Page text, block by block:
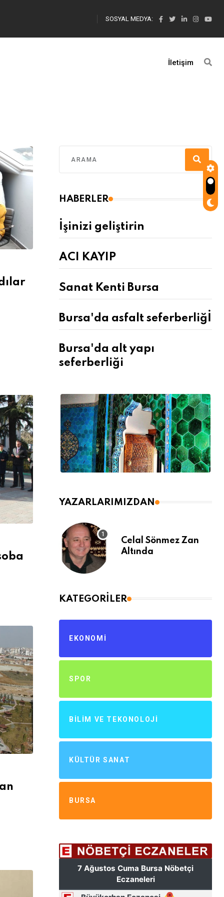
SOSYAL MEDYA:
İletişim
HABERLER
İşinizi geliştirin
ACI KAYIP
Sanat Kenti Bursa
Bursa'da asfalt seferberliğİ
Bursa'da alt yapı
seferberliği
YAZARLARIMIZDAN
Celal Sönmez Zan
Altında
KATEGORILER
EKONOMI
SPOR
BILIM VE TEKONOLOJI
KÜLTÜR SANAT
BURSA